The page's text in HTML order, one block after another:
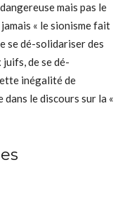
mais pas le
« le sionisme fait
se dé-solidariser des
juifs, de se dé-
inégalité de
le discours sur la «